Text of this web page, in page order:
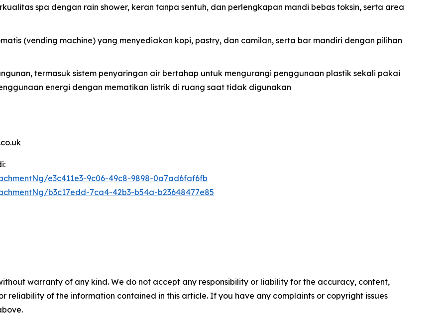
spa dengan rain shower, keran tanpa sentuh, dan perlengkapan mandi bebas toksin, serta area
(vending machine) yang menyediakan kopi, pastry, dan camilan, serta bar mandiri dengan pilihan
termasuk sistem penyaringan air bertahap untuk mengurangi penggunaan plastik sekali pakai
energi dengan mematikan listrik di ruang saat tidak digunakan
e3c411e3-9c06-49c8-9898-0a7ad6faf6fb
b3c17edd-7ca4-42b3-b54a-b23648477e85
warranty of any kind. We do not accept any responsibility or liability for the accuracy, content,
reliability of the information contained in this article. If you have any complaints or copyright issues